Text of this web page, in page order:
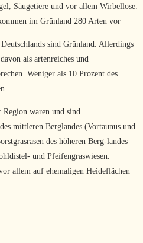
Säugetiere und vor allem Wirbellose.
im Grünland 280 Arten vor
sind Grünland. Allerdings
als artenreiches und
Weniger als 10 Prozent des
Region waren und sind
mittleren Berglandes (Vortaunus und
des höheren Berg-landes
und Pfeifengras­wiesen.
allem auf ehemaligen Heideflächen